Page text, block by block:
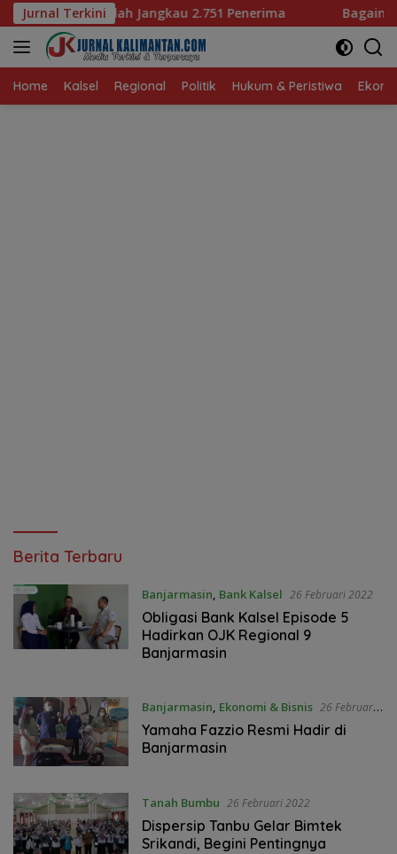
Langsung
ke
konten
Jurnal Terkini
2.751 Penerima Bagaimana KIP Hadapi Deepfake
Home Kalsel Regional Politik Hukum & Peristiwa
Jurnal
Berita Terbaru
Banjarmasin, Bank Kalsel 26 Februari 2022
Obligasi Bank Kalsel Episode 5
Hadirkan OJK Regional 9
Banjarmasin
Banjarmasin, Ekonomi & Bisnis 26 Februari
2022
Yamaha Fazzio Resmi Hadir di
Banjarmasin
Tanah Bumbu 26 Februari 2022
Dispersip Tanbu Gelar Bimtek
Srikandi, Begini Pentingnya